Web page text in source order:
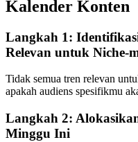
Kalender Konten
Langkah 1:
Relevan untuk Niche-
Tidak semua tren relevan
apakah audiens spesifikmu
Langkah 2:
Minggu Ini